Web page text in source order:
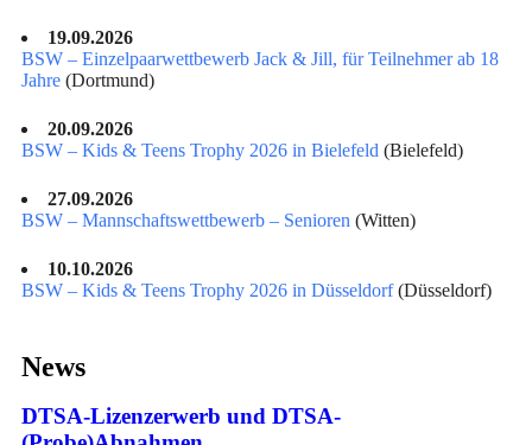
19.09.2026
BSW – Einzelpaarwettbewerb Jack & Jill, für Teilnehmer ab 18
Jahre (Dortmund)
20.09.2026
BSW – Kids & Teens Trophy 2026 in Bielefeld (Bielefeld)
27.09.2026
BSW – Mannschaftswettbewerb – Senioren (Witten)
10.10.2026
BSW – Kids & Teens Trophy 2026 in Düsseldorf(Düsseldorf)
News
DTSA-Lizenzerwerb und DTSA-